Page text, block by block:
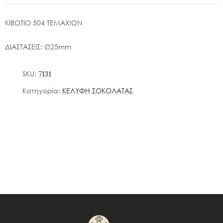
ΚΙΒΩΤΙΟ 504 ΤΕΜΑΧΙΩΝ
ΔΙΑΣΤΑΣΕΙΣ: ∅25mm
SKU: 7131
Κατηγορία: ΚΕΛΥΦΗ ΣΟΚΟΛΑΤΑΣ